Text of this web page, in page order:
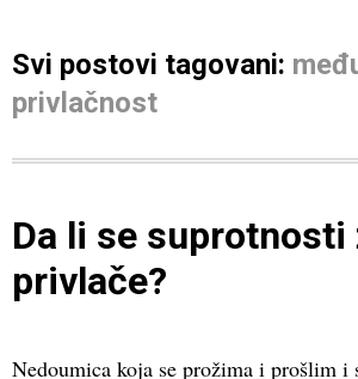
Svi postovi tagovani:
privlačnost
Da li se suprotnosti
privlače?
Nedoumica koja se prožima i prošlim i